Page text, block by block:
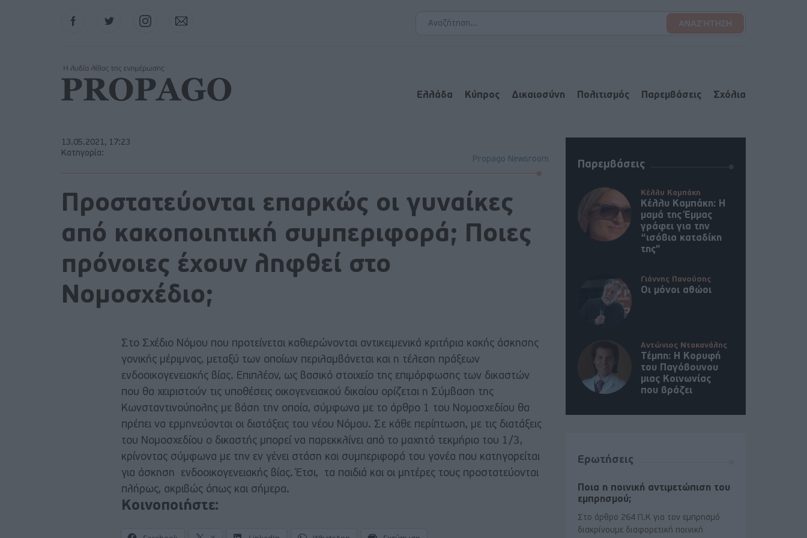
FacebookTwitter InstagramContact
Ελλάδα Κύπρος Δικαιοσύνη Πολιτισμός Παρεμβάσεις Σχόλια
13.05.2021, 17:23
Κατηγορία:
Propago Newsroom
Προστατεύονται επαρκώς οι γυναίκες
από κακοποιητική συμπεριφορά; Ποιες
πρόνοιες έχουν ληφθεί στο
Νομοσχέδιο;
Στο Σχέδιο Νόμου που προτείνεται καθιερώνονται αντικειμενικά κριτήρια κακής άσκησης
γονικής μέριμνας, μεταξύ των οποίων περιλαμβάνεται και η τέλεση πράξεων
ενδοοικογενειακής βίας. Επιπλέον, ως βασικό στοιχείο της επιμόρφωσης των δικαστών
που θα χειριστούν τις υποθέσεις οικογενειακού δικαίου ορίζεται η Σύμβαση της
Κωνσταντινούπολης με βάση την οποία, σύμφωνα με το άρθρο 1 του Νομοσχεδίου θα
πρέπει να ερμηνεύονται οι διατάξεις του νέου Νόμου. Σε κάθε περίπτωση, με τις διατάξεις
του Νομοσχεδίου ο δικαστής μπορεί να παρεκκλίνει από το μαχητό τεκμήριο του 1/3,
κρίνοντας σύμφωνα με την εν γένει στάση και συμπεριφορά του γονέα που κατηγορείται
για άσκηση ενδοοικογενειακής βίας. Έτσι, τα παιδιά και οι μητέρες τους προστατεύονται
πλήρως, ακριβώς όπως και σήμερα.
Κοινοποιήστε:
Παρεμβάσεις
Κέλλυ Καμπάκη
Κέλλυ Καμπάκη: Η
μαμά της Έμμας
γράφει για την
“ισόβια καταδίκη
της”
Γιάννης Πανούσης
Οι μόνοι αθώοι
Αντώνιος Ντακανάλης
Τέμπη: Η Κορυφή
του Παγόβουνου
μιας Κοινωνίας
που βράζει
Ερωτήσεις
Ποια η ποινική αντιμετώπιση του
εμπρησμού;
Στο άρθρο 264 Π.Κ για τον εμπρησμό
διακρίνουμε διαφορετική ποινική